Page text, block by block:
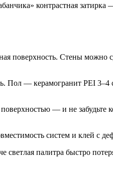
контрастная
поверхность. Стены можно
Пол — керамогранит PEI
— и не забудьте
систем и клей с
палитра быстро